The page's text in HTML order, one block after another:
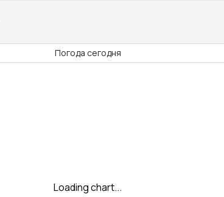
Погода сегодня
Loading chart...